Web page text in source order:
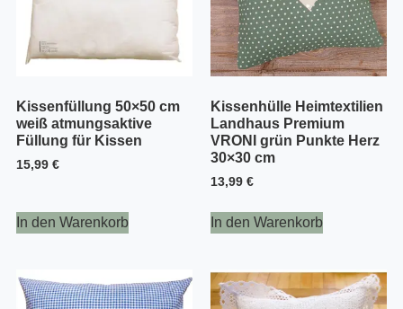
Kissenfüllung 50×50 cm
weiß atmungsaktive
Füllung für Kissen
15,99 €
In den Warenkorb
Kissenhülle Heimtextilien
Landhaus Premium
VRONI grün Punkte Herz
30×30 cm
13,99 €
In den Warenkorb